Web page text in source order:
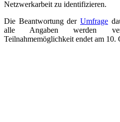
Netzwerkarbeit zu identifizieren.
Die Beantwortung der Umfrage
alle Angaben werden
Teilnahmemöglichkeit endet am 10.